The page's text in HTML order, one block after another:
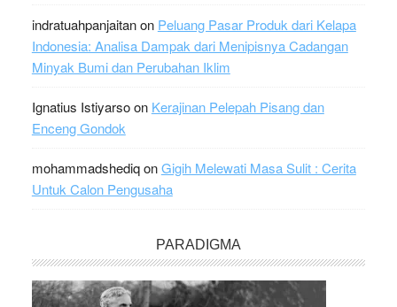
indratuahpanjaitanon Peluang Pasar Produk dari Kelapa
Indonesia: Analisa Dampak dari Menipisnya Cadangan
Minyak Bumi dan Perubahan Iklim
Ignatius Istiyarsoon Kerajinan Pelepah Pisang dan
Enceng Gondok
mohammadshediqonGigih Melewati Masa Sulit : Cerita
Untuk Calon Pengusaha
PARADIGMA